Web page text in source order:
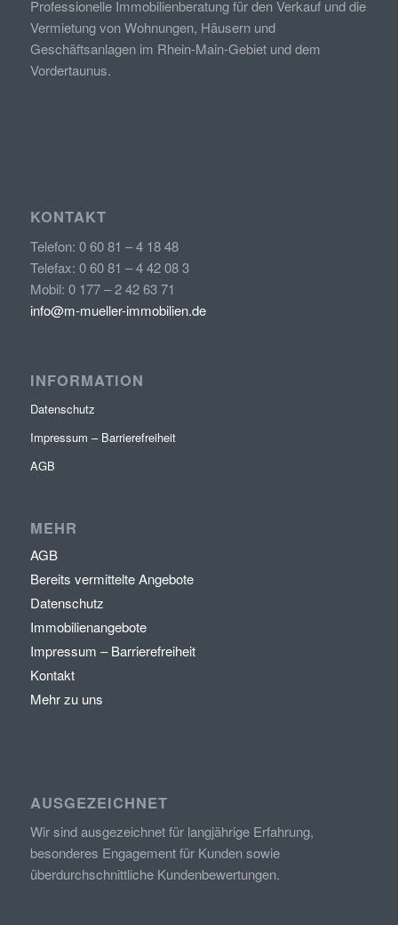
Professionelle Immobilienberatungfür den Verkauf und die
VermietungvonWohnungen, Häusern und
Geschäftsanlagen im Rhein-Main-Gebiet und dem
Vordertaunus.
KONTAKT
Telefon: 0 60 81 – 4 18 48
Telefax: 0 60 81 – 4 42 08 3
Mobil: 0 177 – 2 42 63 71
info@m-mueller-immobilien.de
INFORMATION
Datenschutz
Impressum – Barrierefreiheit
AGB
MEHR
AGB
Bereits vermittelte Angebote
Datenschutz
Immobilienangebote
Impressum – Barrierefreiheit
Kontakt
Mehr zu uns
AUSGEZEICHNET
Wir sind ausgezeichnet für langjährige Erfahrung,
besonderes Engagement für Kunden sowie
überdurchschnittliche Kundenbewertungen.